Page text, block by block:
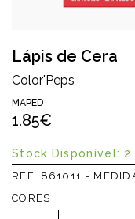
Lápis de Cera
Color'Peps
MAPED
1.85€
Stock Disponível: 2
REF. 861011 -
CORES